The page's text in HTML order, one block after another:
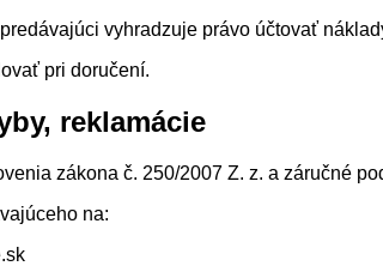
vyhradzuje právo účtovať
pri doručení.
reklamácie
zákona č. 250/2007 Z. z. a záručné
na: